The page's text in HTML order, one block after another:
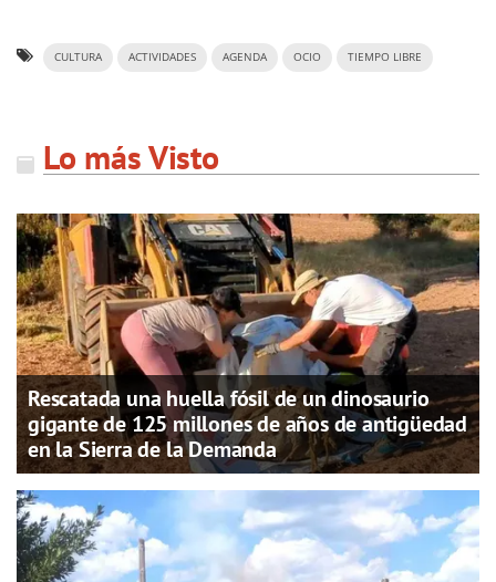
CULTURA ACTIVIDADES AGENDA OCIO TIEMPO LIBRE
Lo más Visto
Rescatada una huella fósil de un dinosaurio
gigante de 125 millones de años de antigüedad
en la Sierra de la Demanda